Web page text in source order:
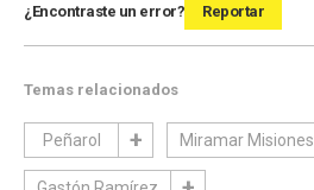
¿Encontraste un error? Reportar
Temas relacionados
Peñarol Miramar Misiones